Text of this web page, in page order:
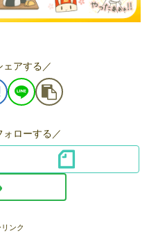
ェアする／
ォローする／
ンク